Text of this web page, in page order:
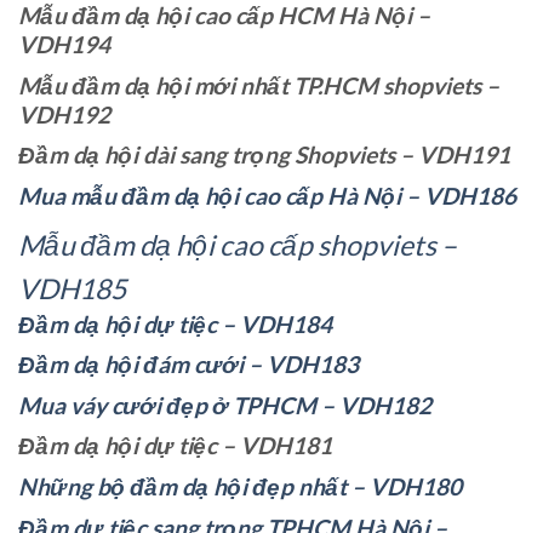
Mẫu đầm dạ hội cao cấp HCM Hà Nội –
VDH194
Mẫu đầm dạ hội mới nhất TP.HCM shopviets –
VDH192
Đầm dạ hội dài sang trọng Shopviets – VDH191
Mua mẫu đầm dạ hội cao cấp Hà Nội – VDH186
Mẫu đầm dạ hội cao cấp shopviets –
VDH185
Đầm dạ hội dự tiệc – VDH184
Đầm dạ hội đám cưới – VDH183
Mua váy cưới đẹp ở TPHCM – VDH182
Đầm dạ hội dự tiệc – VDH181
Những bộ đầm dạ hội đẹp nhất – VDH180
Đầm dự tiệc sang trọng TPHCM Hà Nội –